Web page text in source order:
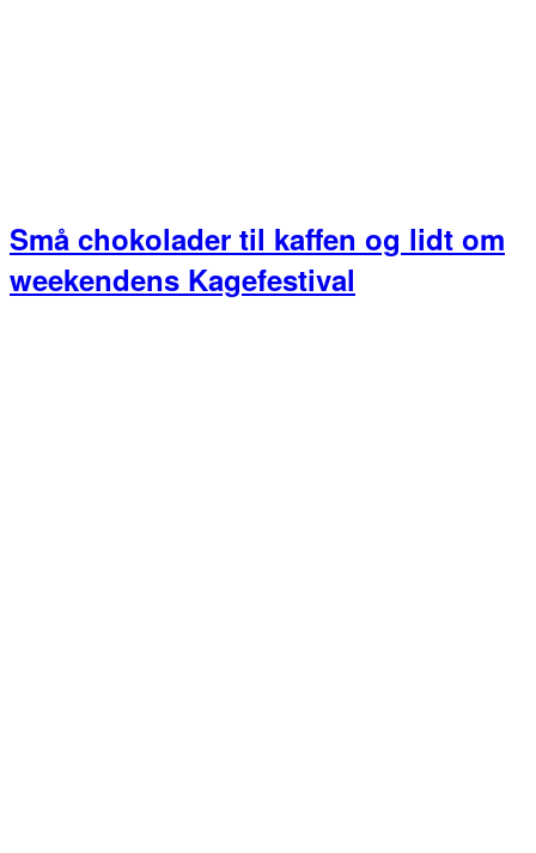
Små chokolader til kaffen og lidt om
weekendens Kagefestival